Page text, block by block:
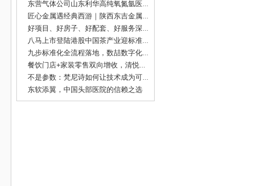
东营气体公司山东利华高纯氧氮氩医用氧干冰齐
匠心金属遇经典西游｜陕西东吉金属科技×99版
好项目、好房子、好配套、好服务深度拆解宝能
八马上市登陆港股中国茶产业迎标准化品牌化里
九步标准化全流程落地，数喆数字化方案破解二
餐饮门店+家装零售双向增收，清悦家全国合伙人
不是参数：梵尼诗如何让技术成为可感知的体验
东软添翼，中国头部医院的信赖之选